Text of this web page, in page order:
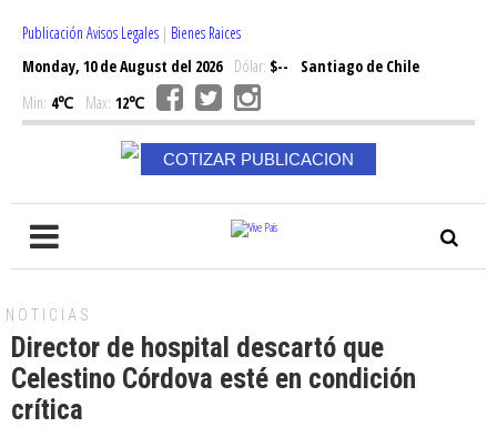
Publicación Avisos Legales | Bienes Raices
Monday, 10 de August del 2026Dólar: $--
Santiago de Chile
Min: 4℃ Max: 12℃
COTIZAR PUBLICACION
NOTICIAS
Director de hospital descartó que
Celestino Córdova esté en condición
crítica